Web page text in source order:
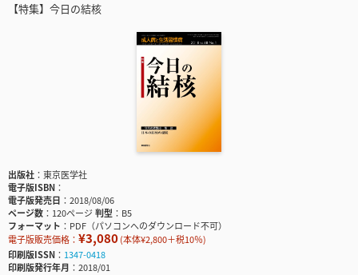
【特集】今日の結核
出版社
東京医学社
電子版ISBN
電子版発売日
2018/08/06
ページ数
120ページ判型
B5
フォーマット
PDF（パソコンへのダウンロード不可）
電子版販売価格： ¥3,080(本体¥2,800＋税10％)
印刷版ISSN
1347-0418
印刷版発行年月
2018/01